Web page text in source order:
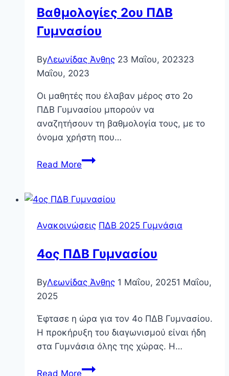
Βαθμολογίες 2ου ΠΔΒ
Γυμνασίου
ByΛεωνίδας Άνθης 23 Μαΐου, 202323
Μαΐου, 2023
Οι μαθητές που έλαβαν μέρος στο 2ο
ΠΔΒ Γυμνασίου μπορούν να
αναζητήσουν τη βαθμολογία τους, με το
όνομα χρήστη που…
Read MoreΒαθμολογίες
Γυμνασίου
Ανακοινώσεις ΠΔΒ 2025 Γυμνάσια
4ος ΠΔΒ Γυμνασίου
ByΛεωνίδας Άνθης 1 Μαΐου, 20251 Μαΐου,
2025
Έφτασε η ώρα για τον 4ο ΠΔΒ Γυμνασίου.
Η προκήρυξη του διαγωνισμού είναι ήδη
στα Γυμνάσια όλης της χώρας. Η…
Read More4ος